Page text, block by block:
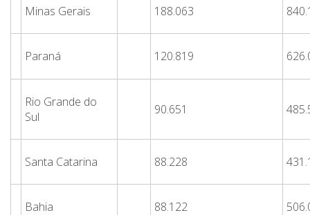
Minas Gerais 188.063
Paraná 120.819
Rio Grande do
Sul
90.651
Santa Catarina 88.228
Bahia 88.122